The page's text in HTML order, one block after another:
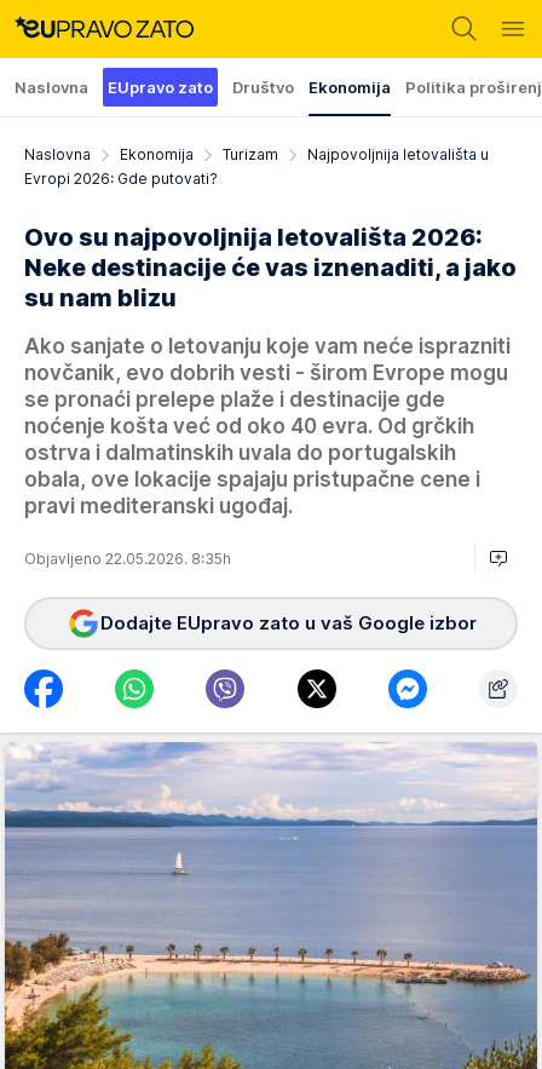
Naslovna EUpravo zato Društvo Ekonomija Politika
Naslovna Ekonomija Turizam
Najpovoljnija letovališta u
Evropi 2026: Gde putovati?
Ovo su najpovoljnija letovališta 2026:
Neke destinacije će vas iznenaditi, a jako
su nam blizu
Ako sanjate o letovanju koje vam neće isprazniti
novčanik, evo dobrih vesti - širom Evrope mogu
se pronaći prelepe plaže i destinacije gde
noćenje košta već od oko 40 evra. Od grčkih
ostrva i dalmatinskih uvala do portugalskih
obala, ove lokacije spajaju pristupačne cene i
pravi mediteranski ugođaj.
Objavljeno 22.05.2026. 8:35h
Dodajte EUpravo zato u vaš Google izbor